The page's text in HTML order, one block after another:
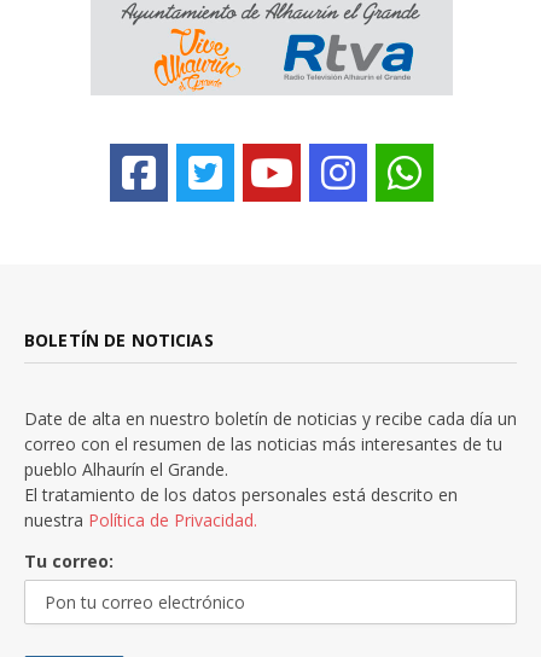
BOLETÍN DE NOTICIAS
Date de alta en nuestro boletín de noticias y recibe cada día un
correo con el resumen de las noticias más interesantes de tu
pueblo Alhaurín el Grande.
El tratamiento de los datos personales está descrito en
nuestra Política de Privacidad.
Tu correo: